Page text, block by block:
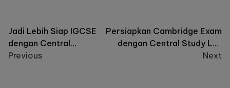
Post
navigation
Jadi Lebih Siap IGCSE
dengan Central
Study!
Previous
Persiapkan Cambridge Exam
dengan Central Study Les
Privat
Next